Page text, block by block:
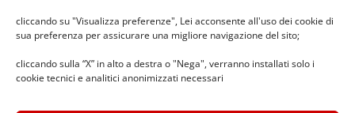
cliccando su "Visualizza preferenze", Lei acconsente all'uso dei cookie di
sua preferenza per assicurare una migliore navigazione del sito;
cliccando sulla “X” in alto a destra o "Nega", verranno installati solo i
cookie tecnici e analitici anonimizzati necessari